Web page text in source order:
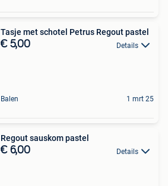
Tasje met schotel Petrus Regout pastel
€ 5,00 Details
Balen 1 mrt 25
Regout sauskom pastel
€ 6,00 Details